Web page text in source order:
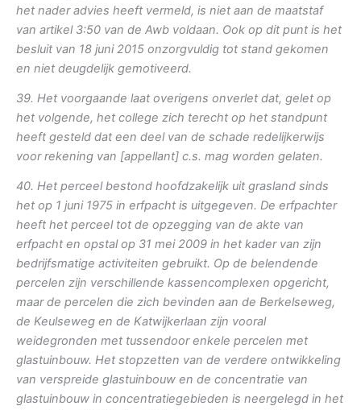
het nader advies heeft vermeld, is niet aan de maatstaf
van artikel 3:50 van de Awb voldaan. Ook op dit punt is het
besluit van 18 juni 2015 onzorgvuldig tot stand gekomen
en niet deugdelijk gemotiveerd.
39. Het voorgaande laat overigens onverlet dat, gelet op
het volgende, het college zich terecht op het standpunt
heeft gesteld dat een deel van de schade redelijkerwijs
voor rekening van [appellant] c.s. mag worden gelaten.
40. Het perceel bestond hoofdzakelijk uit grasland sinds
het op 1 juni 1975 in erfpacht is uitgegeven. De erfpachter
heeft het perceel tot de opzegging van de akte van
erfpacht en opstal op 31 mei 2009 in het kader van zijn
bedrijfsmatige activiteiten gebruikt. Op de belendende
percelen zijn verschillende kassencomplexen opgericht,
maar de percelen die zich bevinden aan de Berkelseweg,
de Keulseweg en de Katwijkerlaan zijn vooral
weidegronden met tussendoor enkele percelen met
glastuinbouw. Het stopzetten van de verdere ontwikkeling
van verspreide glastuinbouw en de concentratie van
glastuinbouw in concentratiegebieden is neergelegd in het